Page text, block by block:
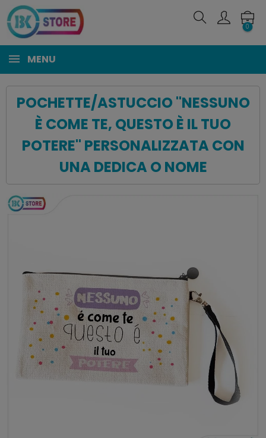
0
MENU
POCHETTE/ASTUCCIO "NESSUNO
È COME TE, QUESTO È IL TUO
POTERE" PERSONALIZZATA CON
UNA DEDICA O NOME